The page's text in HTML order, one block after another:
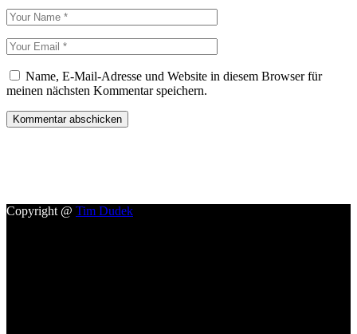
Name, E-Mail-Adresse und Website in diesem Browser für
meinen nächsten Kommentar speichern.
Kommentar abschicken
Copyright @ Tim Dudek